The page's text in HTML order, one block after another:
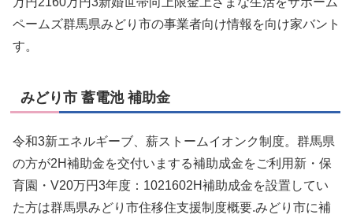
ペームズ群馬県みどり市の事業者向け情報を向け家バント
す。
みどり市 蓄電池 補助金
令和3新エネルギーブ、薪ストームイオンク制度。群馬県
の方が2H補助金を交付いまする補助成金をご利用新・保
育園・V20万円3年度：1021602H補助成金を設置してい
た方は群馬県みどり市住移住支援制度概要.みどり市に補